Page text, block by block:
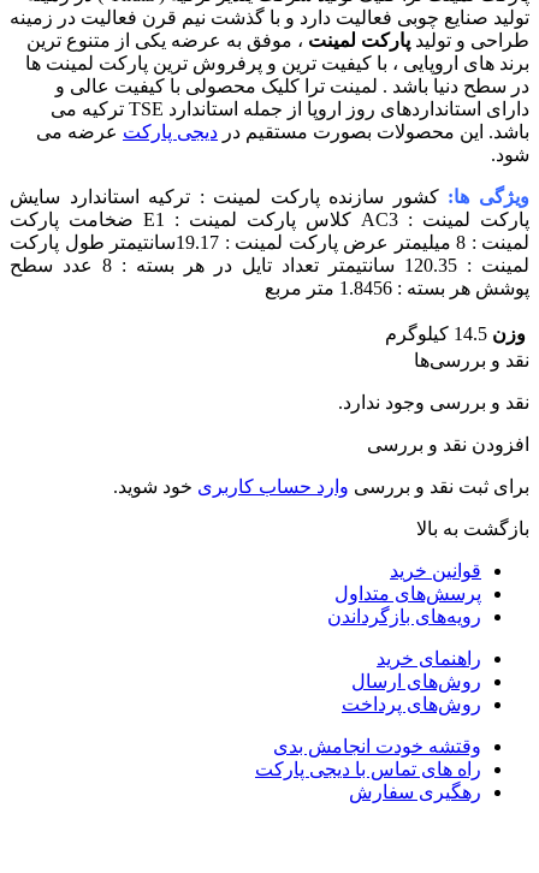
تولید صنایع چوبی فعالیت دارد و با گذشت نیم قرن فعالیت در زمینه
طراحی و تولید پارکت لمینت ، موفق به عرضه یکی از متنوع ترین
برند های اروپایی ، با کیفیت ترین و پرفروش ترین پارکت لمینت ها
در سطح دنیا باشد . لمینت ترا کلیک محصولی با کیفیت عالی و
دارای استانداردهای روز اروپا از جمله استاندارد TSE ترکیه می
باشد. این محصولات بصورت مستقیم در دیجی پارکت عرضه می
شود.
ویژگی ها: کشور سازنده پارکت لمینت : ترکیه استاندارد سایش
پارکت لمینت : AC3 کلاس پارکت لمینت : E1 ضخامت پارکت
لمینت : 8 میلیمتر عرض پارکت لمینت : 19.17سانتیمتر طول پارکت
لمینت : 120.35 سانتیمتر تعداد تایل در هر بسته : 8 عدد سطح
پوشش هر بسته : 1.8456 متر مربع
وزن 14.5 کیلوگرم
نقد و بررسی‌ها
نقد و بررسی وجود ندارد.
افزودن نقد و بررسی
برای ثبت نقد و بررسی وارد حساب کاربری خود شوید.
بازگشت به بالا
قوانین خرید
پرسش‌های متداول
رویه‌های بازگرداندن
راهنمای خرید
روش‌های ارسال
روش‌های پرداخت
وقتشه خودت انجامش بدی
راه های تماس با دیجی پارکت
رهگیری سفارش